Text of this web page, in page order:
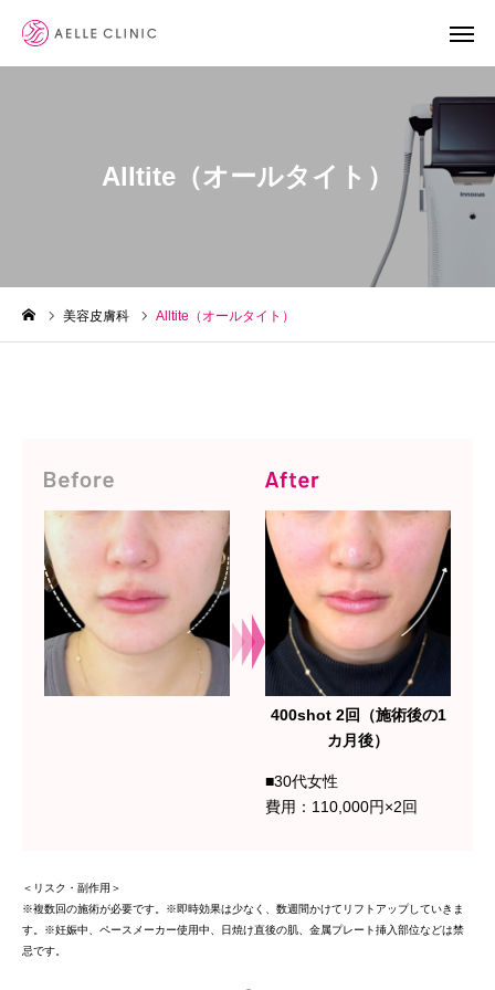
Alltite（オールタイト）
美容皮膚科 Alltite（オールタイト）
400shot 2回（施術後の1
カ月後）
■30代女性
費用：110,000円×2回
＜リスク・副作用＞
※複数回の施術が必要です。※即時効果は少なく、数週間かけてリフトアップしていきま
す。※妊娠中、ペースメーカー使用中、日焼け直後の肌、金属プレート挿入部位などは禁
忌です。
WEB予約
クリニック案内
院長ブログ
採用情報